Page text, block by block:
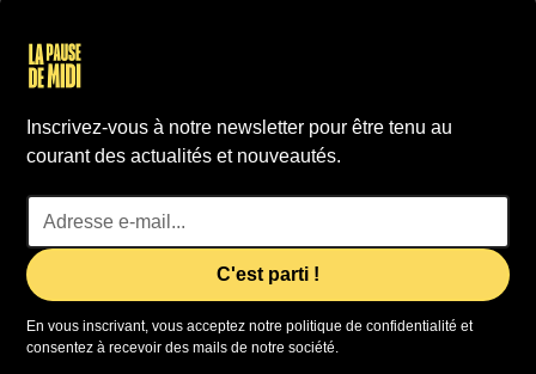
Inscrivez-vous à notre newsletter pour être tenu au
courant des actualités et nouveautés.
En vous inscrivant, vous acceptez notre politique de confidentialité et
consentez à recevoir des mails de notre société.